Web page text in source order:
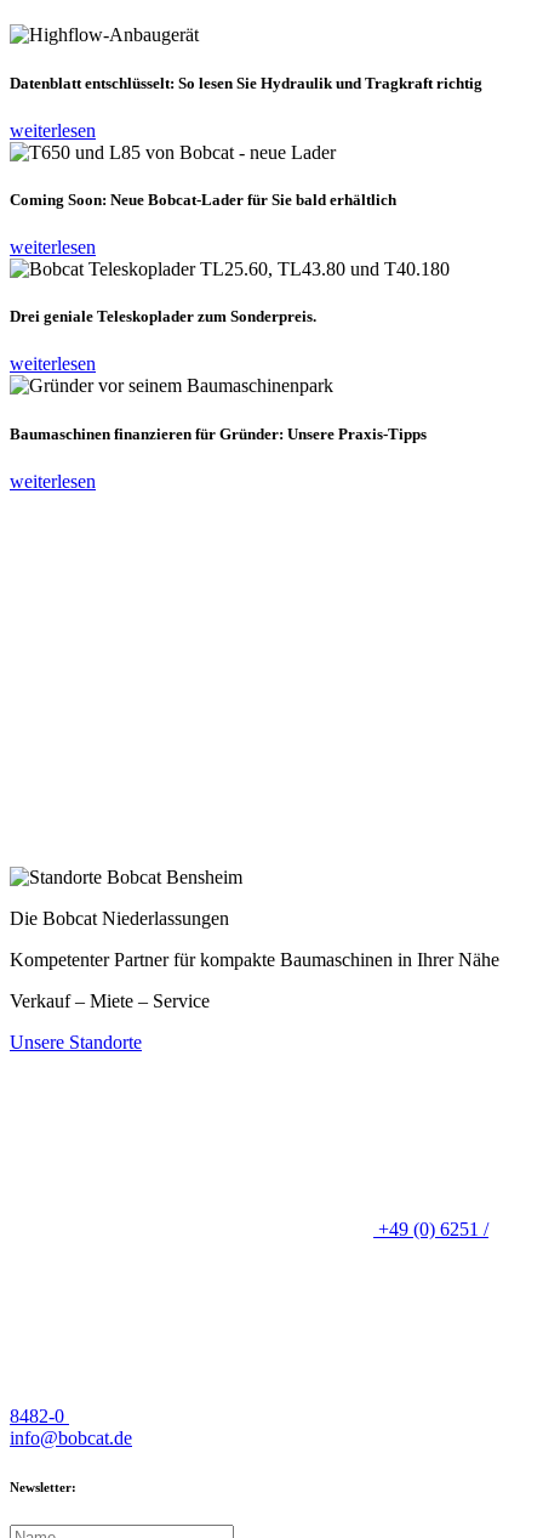
Datenblatt entschlüsselt: So lesen Sie Hydraulik und Tragkraft richtig
weiterlesen
Coming Soon: Neue Bobcat-Lader für Sie bald erhältlich
weiterlesen
Drei geniale Teleskoplader zum Sonderpreis.
weiterlesen
Baumaschinen finanzieren für Gründer: Unsere Praxis-Tipps
weiterlesen
Die Bobcat Niederlassungen
Kompetenter Partner für kompakte Baumaschinen in Ihrer Nähe
Verkauf – Miete – Service
Unsere Standorte
+49 (0) 6251 /
8482-0
info@bobcat.de
Newsletter: